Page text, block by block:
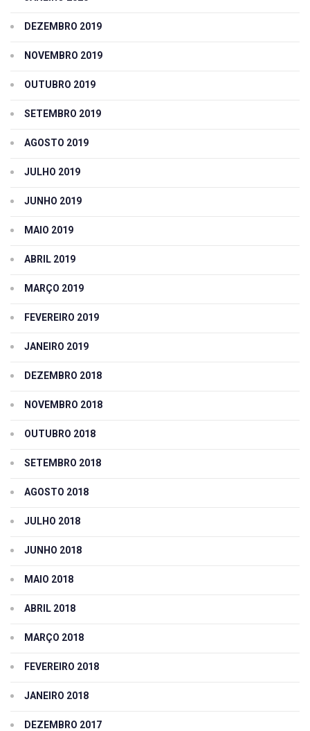
DEZEMBRO 2019
NOVEMBRO 2019
OUTUBRO 2019
SETEMBRO 2019
AGOSTO 2019
JULHO 2019
JUNHO 2019
MAIO 2019
ABRIL 2019
MARÇO 2019
FEVEREIRO 2019
JANEIRO 2019
DEZEMBRO 2018
NOVEMBRO 2018
OUTUBRO 2018
SETEMBRO 2018
AGOSTO 2018
JULHO 2018
JUNHO 2018
MAIO 2018
ABRIL 2018
MARÇO 2018
FEVEREIRO 2018
JANEIRO 2018
DEZEMBRO 2017